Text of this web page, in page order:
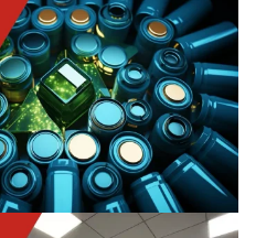
年6月12日